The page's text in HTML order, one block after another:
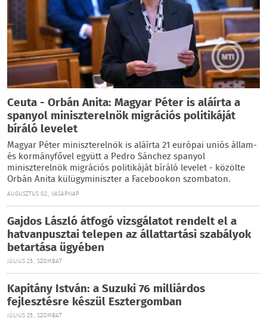
Ceuta - Orbán Anita: Magyar Péter is aláírta a
spanyol miniszterelnök migrációs politikáját
bíráló levelet
Magyar Péter miniszterelnök is aláírta 21 európai uniós állam-
és kormányfővel együtt a Pedro Sánchez spanyol
miniszterelnök migrációs politikáját bíráló levelet - közölte
Orbán Anita külügyminiszter a Facebookon szombaton.
AUGUSZTUS 02., VASÁRNAP
Gajdos László átfogó vizsgálatot rendelt el a
hatvanpusztai telepen az állattartási szabályok
betartása ügyében
JÚLIUS 25., SZOMBAT
Kapitány István: a Suzuki 76 milliárdos
fejlesztésre készül Esztergomban
JÚLIUS 25., SZOMBAT